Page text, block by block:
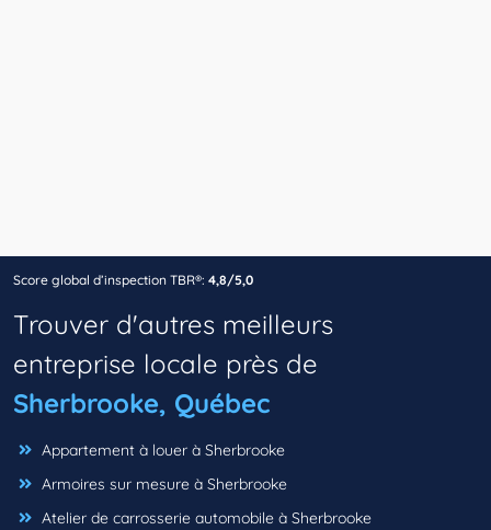
Score global d’inspection TBR®: 4,8/5,0
Trouver d'autres meilleurs
entreprise locale près de
Sherbrooke, Québec
Appartement à louer à Sherbrooke
Armoires sur mesure à Sherbrooke
Atelier de carrosserie automobile à Sherbrooke